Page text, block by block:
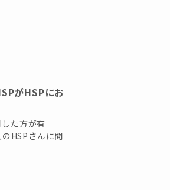
がHSPにお
た方が有
HSPさんに聞